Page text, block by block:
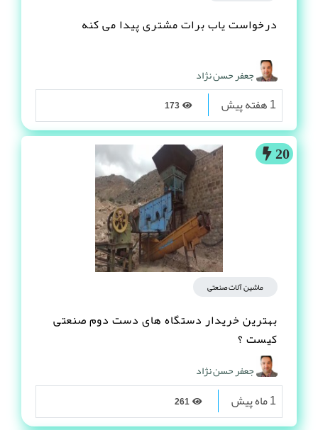
درخواست یاب برات مشتری پیدا می کنه
جعفر حسن نژاد
1 هفته پیش
20
ماشین آلات صنعتی
بهترین خریدار دستگاه های دست دوم صنعتی
کیست ؟
جعفر حسن نژاد
1 ماه پیش